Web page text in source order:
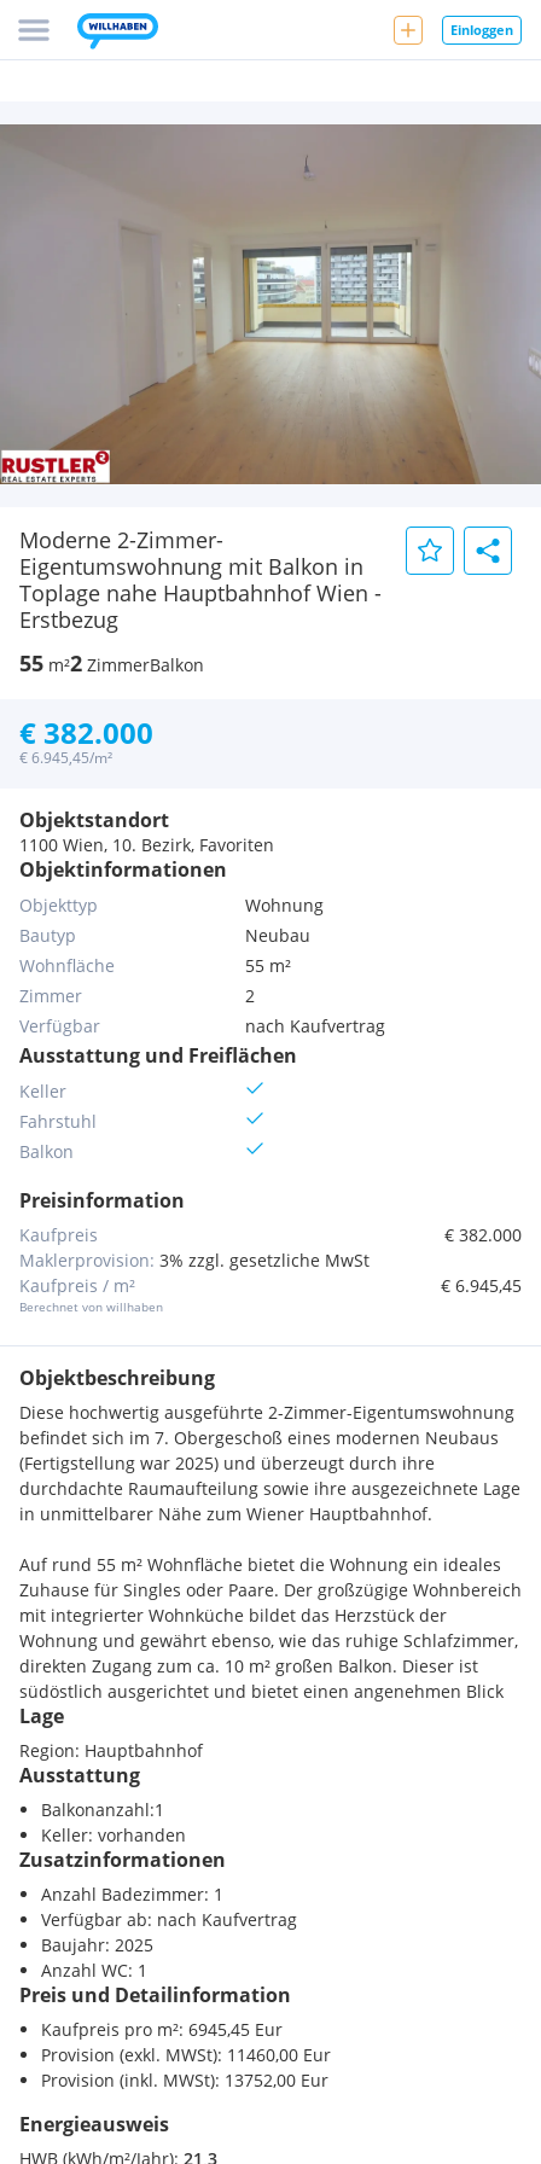
Einloggen
Moderne 2-Zimmer-
Eigentumswohnung mit Balkon in
Toplage nahe Hauptbahnhof Wien -
Erstbezug
55 m²2 ZimmerBalkon
€ 382.000
€ 6.945,45/m²
Objektstandort
1100 Wien, 10. Bezirk, Favoriten
Objektinformationen
Objekttyp
Wohnung
Bautyp
Neubau
Wohnfläche
55 m²
Zimmer
2
Verfügbar
nach Kaufvertrag
Ausstattung und Freiflächen
Keller
Fahrstuhl
Balkon
Preisinformation
Kaufpreis
€ 382.000
Maklerprovision: 3% zzgl. gesetzliche MwSt
Kaufpreis / m²
Berechnet von willhaben
€ 6.945,45
Objektbeschreibung
Diese hochwertig ausgeführte 2-Zimmer-Eigentumswohnung
befindet sich im 7. Obergeschoß eines modernen Neubaus
(Fertigstellung war 2025) und überzeugt durch ihre
durchdachte Raumaufteilung sowie ihre ausgezeichnete Lage
in unmittelbarer Nähe zum Wiener Hauptbahnhof.
Auf rund 55 m² Wohnfläche bietet die Wohnung ein ideales
Zuhause für Singles oder Paare. Der großzügige Wohnbereich
mit integrierter Wohnküche bildet das Herzstück der
Wohnung und gewährt ebenso, wie das ruhige Schlafzimmer,
direkten Zugang zum ca. 10 m² großen Balkon. Dieser ist
südöstlich ausgerichtet und bietet einen angenehmen Blick
in den ruhigen, sonnigen Innenhof - perfekt zum
Entspannen.
Die Wohnung verfügt weiters über einen Vorraum, ein
modernes Badezimmer mit Badewanne sowie ein separates
WC mit Handwaschbecken. Die hochwertige Bauweise und
der Erstbezug garantieren zeitgemäßen Wohnkomfort auf
hohem Niveau. Ein praktischer Einlagerungsraum im 1.
Obergeschoß rundet das Angebot ab und sorgt für
zusätzlichen Stauraum.
Highlights auf einen Blick:
-) Neubau-Erstbezug (2025)
-) Ca. 55 m² Wohnfläche
-) 2 Zimmer mit optimaler Raumaufteilung
-) Balkon (ca. 10 m²) mit Südost-Ausrichtung
-) Ruhige Innenhoflage
-) 7. Obergeschoß
Lage
Region: Hauptbahnhof
Ausstattung
Balkonanzahl:1
Keller: vorhanden
Zusatzinformationen
Anzahl Badezimmer: 1
Verfügbar ab: nach Kaufvertrag
Baujahr: 2025
Anzahl WC: 1
Preis und Detailinformation
Kaufpreis pro m²: 6945,45 Eur
Provision (exkl. MWSt): 11460,00 Eur
Provision (inkl. MWSt): 13752,00 Eur
Energieausweis
HWB (kWh/m²/Jahr): 21,3